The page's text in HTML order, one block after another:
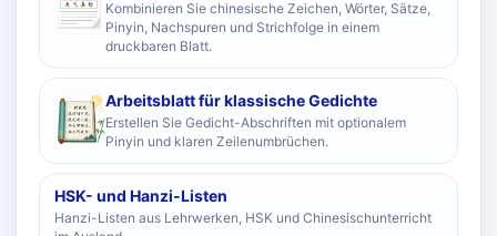
Kombinieren Sie chinesische Zeichen, Wörter, Sätze,
Pinyin, Nachspuren und Strichfolge in einem
druckbaren Blatt.
Arbeitsblatt für klassische Gedichte
Erstellen Sie Gedicht-Abschriften mit optionalem
Pinyin und klaren Zeilenumbrüchen.
HSK- und Hanzi-Listen
Hanzi-Listen aus Lehrwerken, HSK und Chinesischunterricht